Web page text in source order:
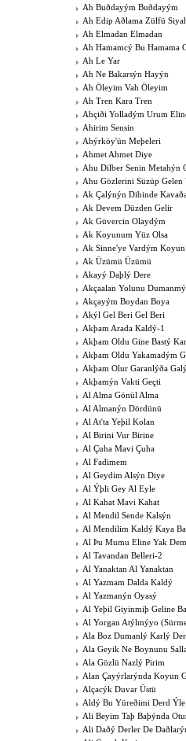
Ah Buðdayým Buðdayým
Ah Edip Aðlama Zülfü
Ah Elmadan Elmadan
Ah Hamamcý Bu Hamama
Ah Le Yar
Ah Ne Bakarsýn Hayýn
Ah Öleyim Vah Öleyim
Ah Tren Kara Tren
Ahçiði Yolladým Urum
Ahirim Sensin
Ahýrköy'ün Meþeleri
Ahmet Ahmet Diye
Ahu Dilber Senin Metahýn
Ahu Gözlerini Süzüp Gelen
Ak Çalýnýn Dibinde
Ak Devem Düzden Gelir
Ak Güvercin Olaydým
Ak Koyunum Yüz Olsa
Ak Sinne'ye Vardým Koyun
Ak Üzümü Üzümü
Akayý Daþlý Dere
Akçaalan Yolunu
Akçayým Boydan Boya
Akýl Gel Beri Gel Beri
Akþam Arada Kaldý-1
Akþam Oldu Gine Bastý
Akþam Oldu Yakamadým
Akþam Olur Garanlýða
Akþamýn Vakti Geçti
Al Alma Gönül Alma
Al Almanýn Dördünü
Al At'ta Yeþil Kolan
Al Birini Vur Birine
Al Çuha Mavi Çuha
Al Fadimem
Al Geydim Alsýn Diye
Al Ýþli Gey Al Eyle
Al Kahat Mavi Kahat
Al Mendil Sende Kalsýn
Al Mendilim Kaldý Kaya
Al Þu Mumu Eline Yak
Al Tavandan Belleri-2
Al Yanaktan Al Yanaktan
Al Yazmam Dalda Kaldý
Al Yazmanýn Oyasý
Al Yeþil Giyinmiþ Geline
Al Yorgan Atýlmýyo
Ala Boz Dumanlý Karlý
Ala Geyik Ne Boynunu
Ala Gözlü Nazlý Pirim
Alan Çayýrlarýnda Koyun
Alçacýk Duvar Üstü
Aldý Bu Yüreðimi Derd
Ali Beyim Taþ Baþýnda
Ali Daðý Derler De